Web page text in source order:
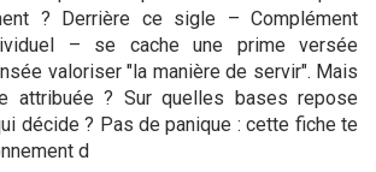
? Derrière ce sigle – Complément
– se cache une prime versée
valoriser "la manière de servir". Mais
attribuée ? Sur quelles bases repose
décide ? Pas de panique : cette fiche te
d